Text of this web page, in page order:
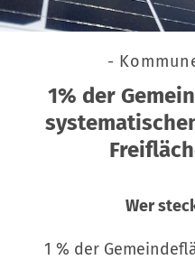
-
1% der
Wer
1 % der